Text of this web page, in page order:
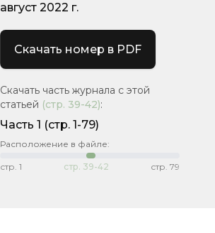
август 2022 г.
Скачать номер в PDF
Скачать часть журнала с этой
статьей (стр. 39-42):
Часть 1 (стр. 1-79)
Расположение в файле:
стр. 1 стр. 39-42 стр. 79